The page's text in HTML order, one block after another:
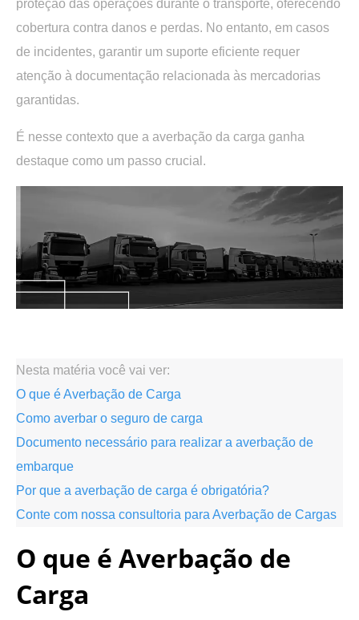
proteção das operações durante o transporte, oferecendo
cobertura contra danos e perdas. No entanto, em casos
de incidentes, garantir um suporte eficiente requer
atenção à documentação relacionada às mercadorias
garantidas.
É nesse contexto que a averbação da carga ganha
destaque como um passo crucial.
Nesta matéria você vai ver:
O que é Averbação de Carga
Como averbar o seguro de carga
Documento necessário para realizar a averbação de
embarque
Por que a averbação de carga é obrigatória?
Conte com nossa consultoria para Averbação de Cargas
O que é Averbação de
Carga